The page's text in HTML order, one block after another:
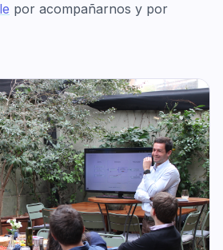
por acompañarnos y por